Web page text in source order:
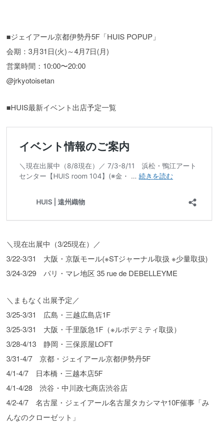
■ジェイアール京都伊勢丹5F「HUIS POPUP」
会期：3月31日(火)～4月7日(月)
営業時間：10:00〜20:00
@jrkyotoisetan
■HUIS最新イベント出店予定一覧
＼現在出展中（3/25現在）／
3/22-3/31 大阪・京阪モール(※STジャーナル取扱 ※少量取扱)
3/24-3/29 パリ・マレ地区 35 rue de DEBELLEYME
＼まもなく出展予定／
3/25-3/31 広島・三越広島店1F
3/25-3/31 大阪・千里阪急1F（※ルポデミティ取扱）
3/28-4/13 静岡・三保原屋LOFT
3/31-4/7 京都・ジェイアール京都伊勢丹5F
4/1-4/7 日本橋・三越本店5F
4/1-4/28 渋谷・中川政七商店渋谷店
4/2-4/7 名古屋・ジェイアール名古屋タカシマヤ10F催事「み
んなのクローゼット」